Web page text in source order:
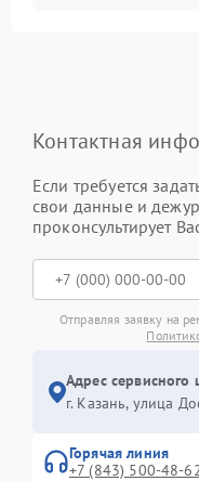
Контактная
Если требуется
свои данные и
проконсультирует
Отправляя заявку на
Адрес сервисного
г. Казань, улица
Горячая линия
+7 (843) 500-48-